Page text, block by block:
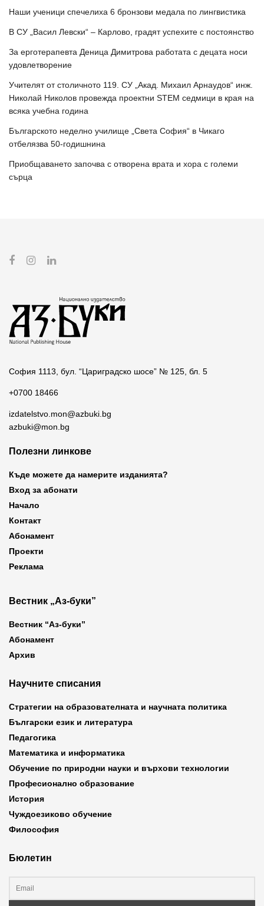
Наши ученици спечелиха 6 бронзови медала по лингвистика
В СУ „Васил Левски“ – Карлово, градят успехите с постоянство
За ерготерапевта Деница Димитрова работата с децата носи
удовлетворение
Учителят от столичното 119. СУ „Акад. Михаил Арнаудов“ инж.
Николай Николов провежда проектни STEM седмици в края на
всяка учебна година
Българското неделно училище „Света София“ в Чикаго
отбелязва 50-годишнина
Приобщаването започва с отворена врата и хора с големи
сърца
София 1113, бул. “Цариградско шосе” № 125, бл. 5
+0700 18466
izdatelstvo.mon@azbuki.bg
azbuki@mon.bg
Полезни линкове
Къде можете да намерите изданията?
Вход за абонати
Начало
Контакт
Абонамент
Проекти
Реклама
Вестник „Аз-буки”
Вестник “Аз-буки”
Абонамент
Архив
Научните списания
Стратегии на образователната и научната политика
Български език и литература
Педагогика
Математика и информатика
Обучение по природни науки и върхови технологии
Професионално образование
История
Чуждоезиково обучение
Философия
Бюлетин